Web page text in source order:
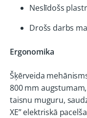
Neslīdošs
Drošs darbs
Ergonomika
Šķērveida
800 mm
taisnu muguru,
XE” elektriskā